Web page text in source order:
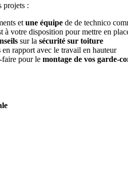
projets :
et une équipe de de technico
à votre disposition pour mettre en
sur la sécurité sur toiture
en rapport avec le travail en hauteur
faire pour le montage de vos garde-